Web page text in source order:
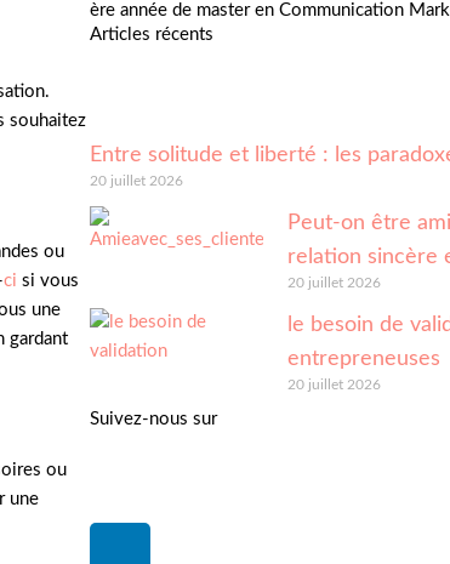
souhaitez
ou
ci si vous
une
gardant
ou
une
ère année de master en Communication
Articles récents
Entre solitude et liberté : les
20 juillet 2026
Peut-on être
relation sincère
20 juillet 2026
le besoin de
entrepreneuses
20 juillet 2026
Suivez-nous sur